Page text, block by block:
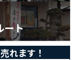
ート
れます！